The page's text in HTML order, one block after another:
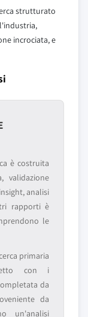
strutturato
incrociata, e
è costruita
validazione
analisi
rapporti è
le
primaria
con i
da
da
un'analisi